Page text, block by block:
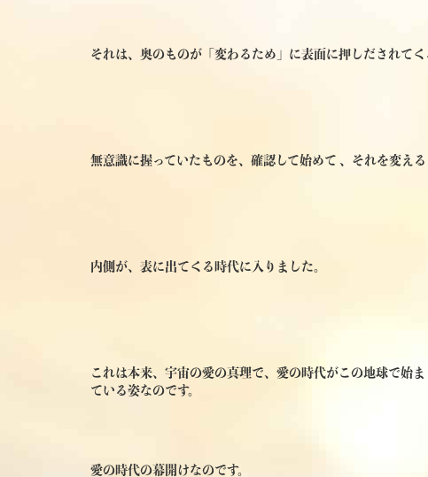
それは、奥のものが「変わるため」に表面に押しだされてく
無意識に握っていたものを、確認して始めて 、それを変える
内側が、表に出てくる時代に入りました。
これは本来、宇宙の愛の真理で、愛の時代がこの地球で始
ている姿なのです。
愛の時代の幕開けなのです。